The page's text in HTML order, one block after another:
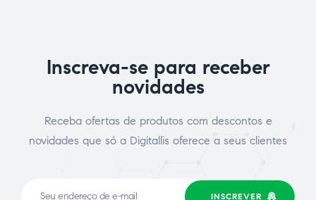
Inscreva-se para receber
novidades
Receba ofertas de produtos com descontos e
novidades que só a Digitallis oferece a seus clientes
INSCREVER